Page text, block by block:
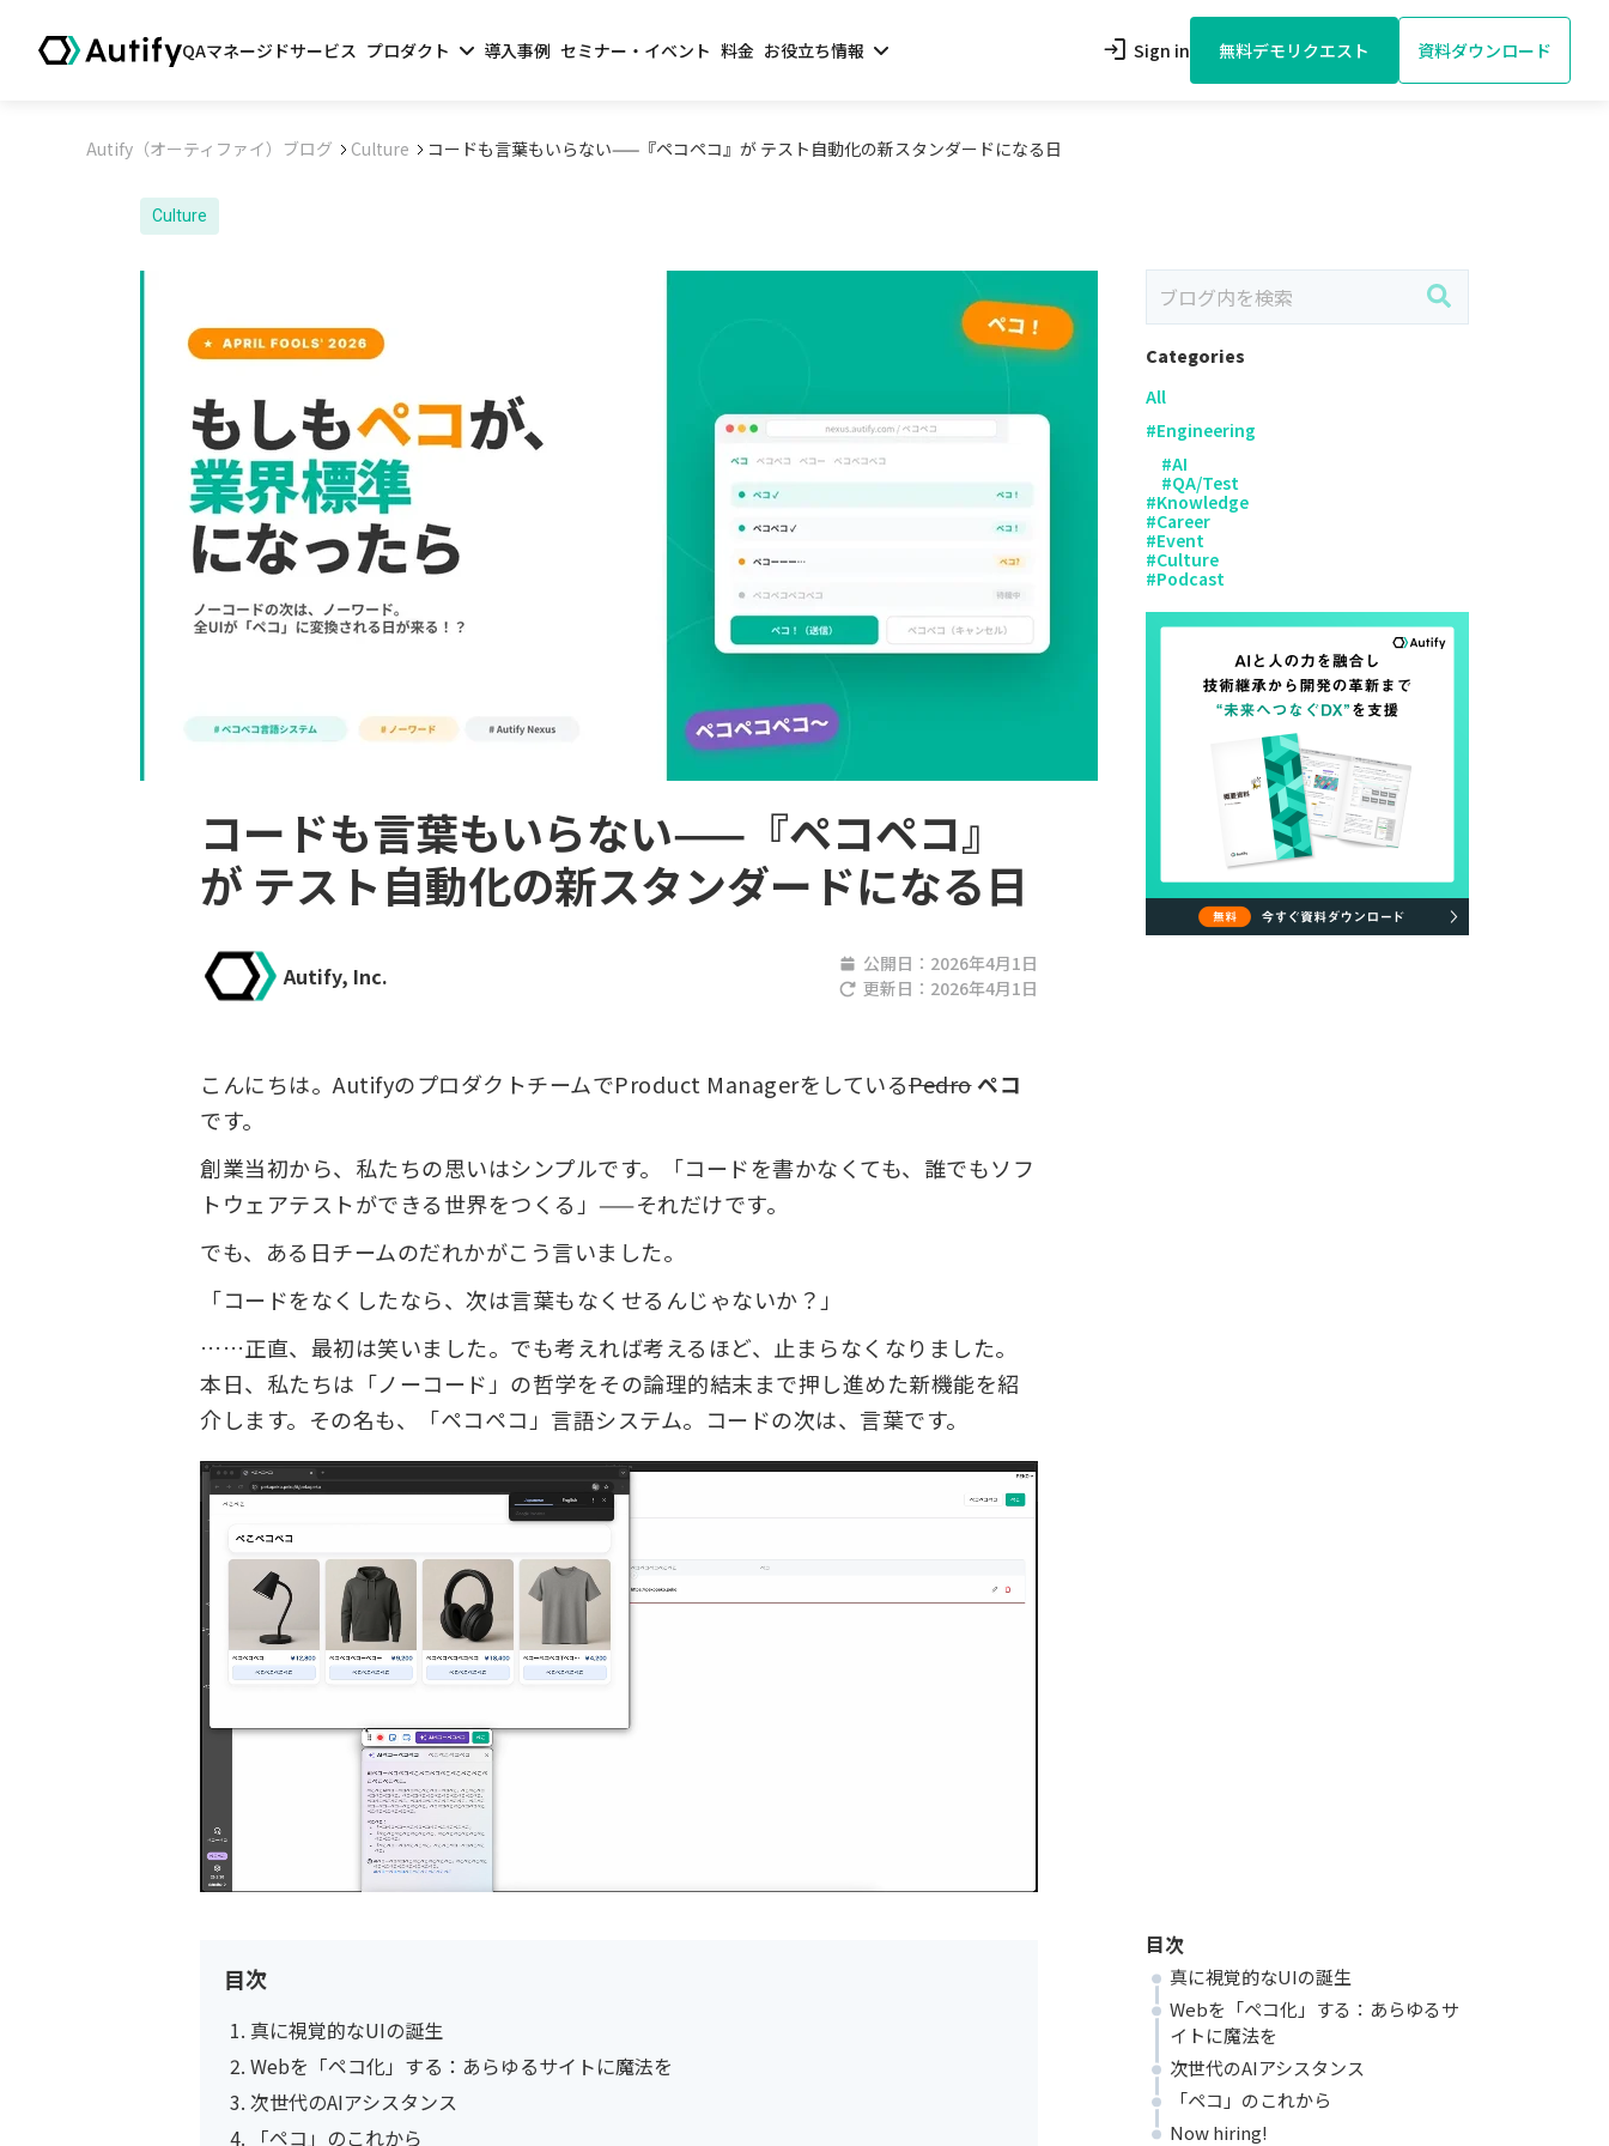
QAマネージドサービス プロダクト 導入事例 セミナー・イベント 料金 お役立ち情報 login Sign in 無料デモリクエスト 資料ダウンロード
Autify（オーティファイ）ブログ Culture コードも言葉もいらない——『ペコペコ』が テスト自動化の新スタンダードになる日
Culture
コードも言葉もいらない——『ペコペコ』
が テスト自動化の新スタンダードになる日
Autify, Inc. 公開日： 2026年4月1日
更新日： 2026年4月1日
こんにちは。AutifyのプロダクトチームでProduct ManagerをしているPedroペコ
です。
創業当初から、私たちの思いはシンプルです。「コードを書かなくても、誰でもソフ
トウェアテストができる世界をつくる」——それだけです。
でも、ある日チームのだれかがこう言いました。
「コードをなくしたなら、次は言葉もなくせるんじゃないか？」
……正直、最初は笑いました。でも考えれば考えるほど、止まらなくなりました。
本日、私たちは「ノーコード」の哲学をその論理的結末まで押し進めた新機能を紹
介します。その名も、「ペコペコ」言語システム。コードの次は、言葉です。
目次
真に視覚的なUIの誕生
Webを「ペコ化」する：あらゆるサイトに魔法を
次世代のAIアシスタンス
「ペコ」のこれから
Categories
All
#Engineering
#AI
#QA/Test
#Knowledge
#Career
#Event
#Culture
#Podcast
目次
真に視覚的なUIの誕生
Webを「ペコ化」する：あらゆるサ
イトに魔法を
次世代のAIアシスタンス
「ペコ」のこれから
Now hiring!